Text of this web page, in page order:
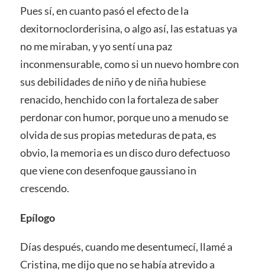
Epílogo
Días después, cuando me desentumecí, llamé a
Cristina, me dijo que no se había atrevido a